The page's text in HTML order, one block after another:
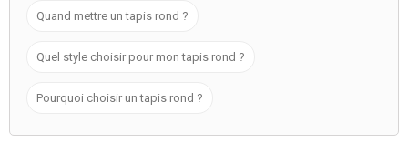
Quand mettre un tapis rond ?
Quel style choisir pour mon tapis rond ?
Pourquoi choisir un tapis rond ?